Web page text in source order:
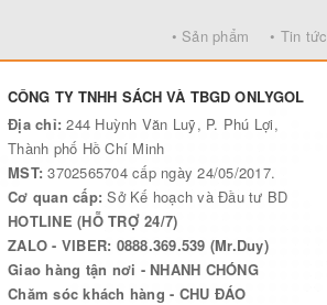
• Sản phẩm • Tin tức
CÔNG TY TNHH SÁCH VÀ TBGD ONLYGOL
Địa chỉ:244 Huỳnh Văn Luỹ, P. Phú Lợi,
Thành phố Hồ Chí Minh
MST:3702565704 cấp ngày 24/05/2017.
Cơ quan cấp:Sở Kế hoạch và Đầu tư BD
HOTLINE (HỖ TRỢ 24/7)
ZALO - VIBER: 0888.369.539 (Mr.Duy)
Giao hàng tận nơi - NHANH CHÓNG
Chăm sóc khách hàng - CHU ĐÁO